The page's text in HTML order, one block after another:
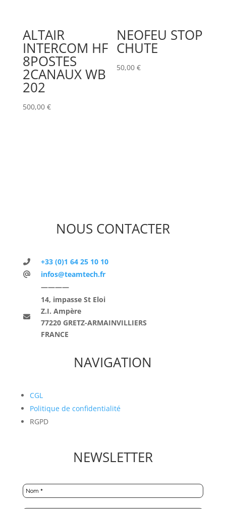
ALTAIR
INTERCOM HF
8POSTES
2CANAUX WB
202
500,00 €
NEOFEU STOP
CHUTE
50,00€
NOUS CONTACTER
+33 (0)1 64 25 10 10
infos@teamtech.fr
————
14, impasse St Eloi
Z.I. Ampère
77220 GRETZ-ARMAINVILLIERS
FRANCE
NAVIGATION
CGL
Politique de confidentialité
RGPD
NEWSLETTER